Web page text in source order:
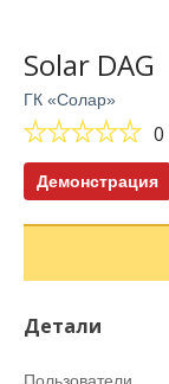
Solar DAG
ГК «Солар»
0
Демонстрация
Детали